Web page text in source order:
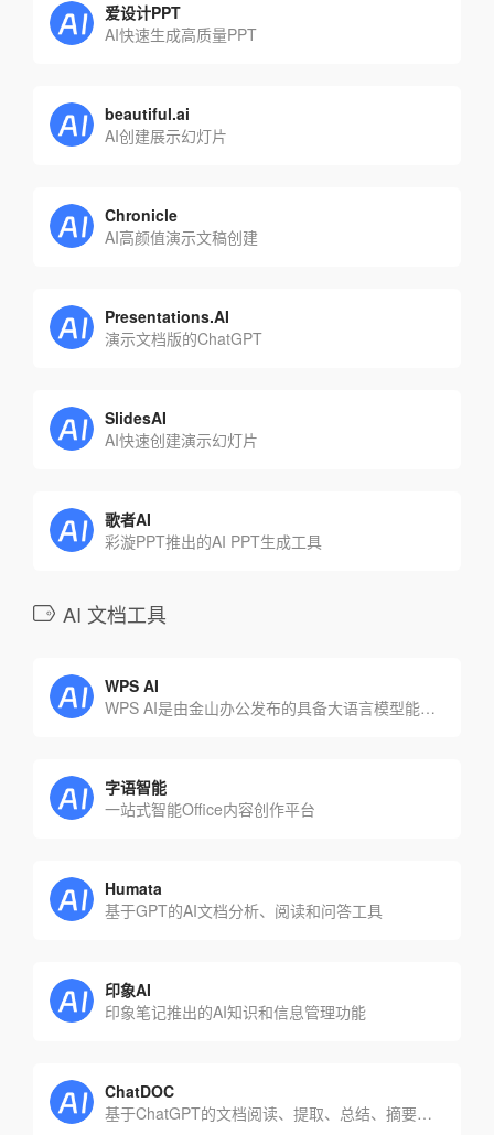
爱设计PPT
AI快速生成高质量PPT
beautiful.ai
AI创建展示幻灯片
Chronicle
AI高颜值演示文稿创建
Presentations.AI
演示文档版的ChatGPT
SlidesAI
AI快速创建演示幻灯片
歌者AI
彩漩PPT推出的AI PPT生成工具
AI 文档工具
WPS AI
WPS AI是由金山办公发布的具备大语言模型能力的人工智能应用，为用户提供智能文档写作、阅读理解和问。
字语智能
一站式智能Office内容创作平台
Humata
基于GPT的AI文档分析、阅读和问答工具
印象AI
印象笔记推出的AI知识和信息管理功能
ChatDOC
基于ChatGPT的文档阅读、提取、总结、摘要的工具